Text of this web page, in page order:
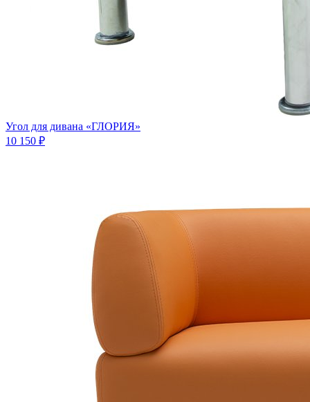
Угол для дивана «ГЛОРИЯ»
10 150 ₽